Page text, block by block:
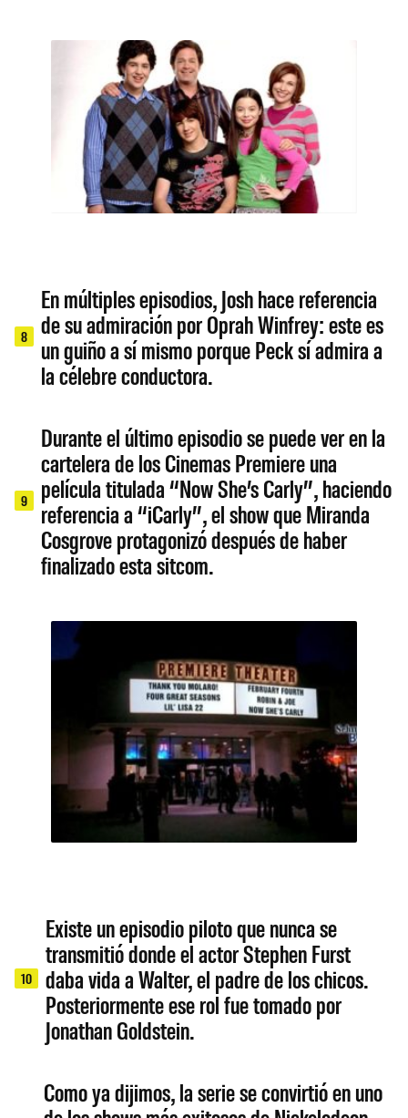
8
En múltiples episodios, Josh hace referencia
de su admiración por Oprah Winfrey: este es
un guiño a sí mismo porque Peck sí admira a
la célebre conductora.
9
Durante el último episodio se puede ver en la
cartelera de los Cinemas Premiere una
película titulada “Now She’s Carly”, haciendo
referencia a “iCarly”, el show que Miranda
Cosgrove protagonizó después de haber
finalizado esta sitcom.
10
Existe un episodio piloto que nunca se
transmitió donde el actor Stephen Furst
daba vida a Walter, el padre de los chicos.
Posteriormente ese rol fue tomado por
Jonathan Goldstein.
Como ya dijimos, la serie se convirtió en uno